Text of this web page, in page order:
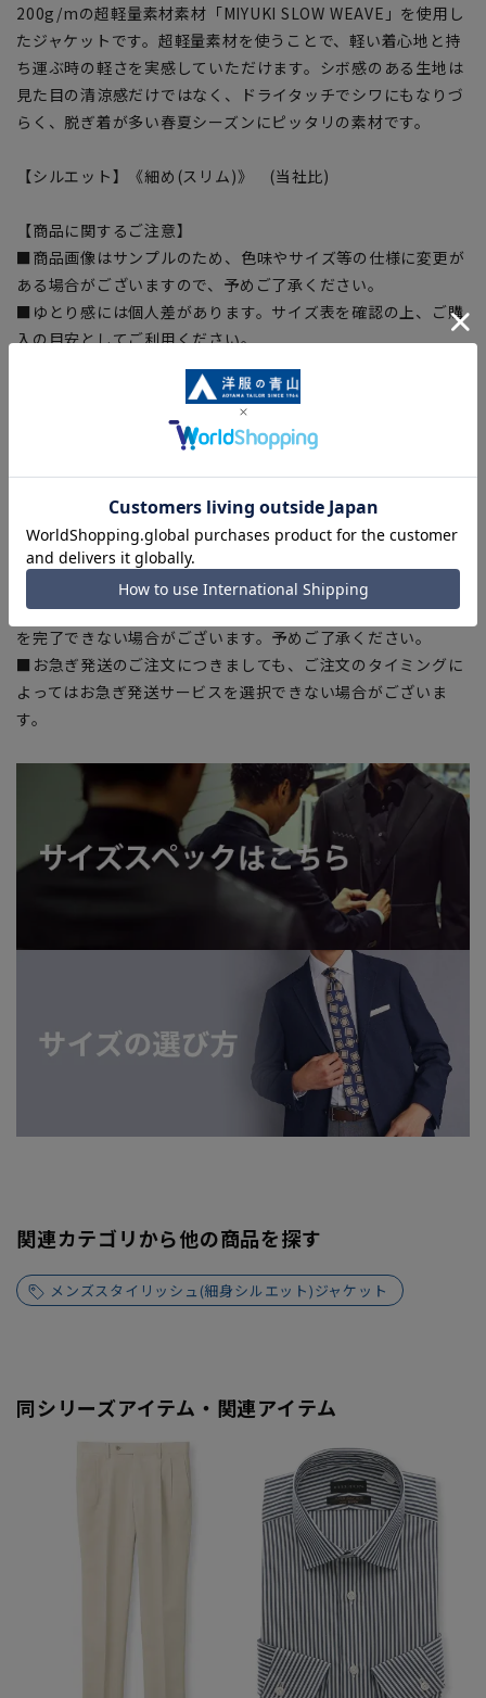
200g/mの超軽量素材素材「MIYUKI SLOW WEAVE」を使用し
たジャケットです。超軽量素材を使うことで、軽い着心地と持
ち運ぶ時の軽さを実感していただけます。シボ感のある生地は
見た目の清涼感だけではなく、ドライタッチでシワにもなりづ
らく、脱ぎ着が多い春夏シーズンにピッタリの素材です。
【シルエット】《細め(スリム)》 (当社比)
【商品に関するご注意】
■商品画像はサンプルのため、色味やサイズ等の仕様に変更が
ある場合がございますので、予めご了承ください。
■ゆとり感には個人差があります。サイズ表を確認の上、ご購
入の目安としてご利用ください。
■生地や仕様・デザインにより、着用感や実際のサイズ表に若
干の誤差が生じる場合がございます。予めご了承ください。
■サイズスペックは仕上がりサイズを記載しております。一
部、商品現物におすすめサイズ(ヌードサイズ)を記載している
商品もございます。
■ブラウザやお使いのモニター環境、また撮影時の室内外の光
加減により、実際の商品と掲載画像の色味が異なる場合がござ
います。
■店舗や各モールサイトと商品在庫を共有しております関係
上、ご注文いただいたタイミングにより欠品が発生し、ご注文
を完了できない場合がございます。予めご了承ください。
■お急ぎ発送のご注文につきましても、ご注文のタイミングに
よってはお急ぎ発送サービスを選択できない場合がございま
す。
関連カテゴリから他の商品を探す
メンズスタイリッシュ(細身シルエット)ジャケット
同シリーズアイテム・関連アイテム